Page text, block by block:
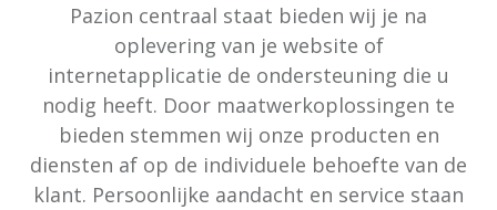
Pazion centraal staat bieden wij je na
oplevering van je website of
internetapplicatie de ondersteuning die u
nodig heeft. Door maatwerkoplossingen te
bieden stemmen wij onze producten en
diensten af op de individuele behoefte van de
klant. Persoonlijke aandacht en service staan